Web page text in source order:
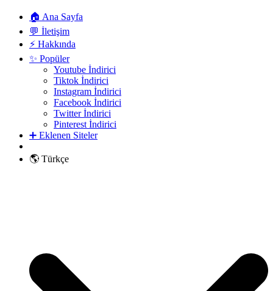
🏠 Ana Sayfa
💬 İletişim
⚡ Hakkında
✨ Popüler
Youtube İndirici
Tiktok İndirici
Instagram İndirici
Facebook İndirici
Twitter İndirici
Pinterest İndirici
➕ Eklenen Siteler
🌎 Türkçe